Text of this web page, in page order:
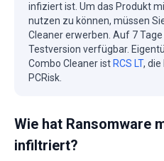
infiziert ist. Um das Produkt
nutzen zu können, müssen
Cleaner erwerben. Auf 7
Testversion verfügbar.
Combo Cleaner ist RCS LT,
PCRisk.
Wie hat Ransomware
infiltriert?